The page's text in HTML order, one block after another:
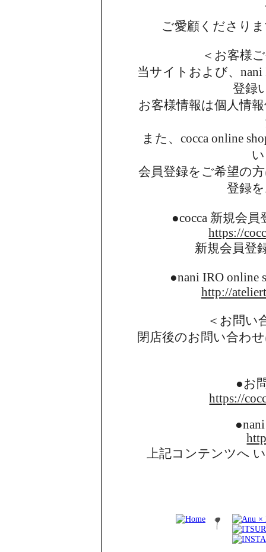
ご愛顧くださり
＜お客様
当サイトおよび、
登録
お客様情報は個人情
また、cocca online
会員登録をご希望の
登録
●cocca 新規会
https://
新規会員登
●nani IRO online
http://
＜お問い
閉店後のお問い合わ
●お
https://
上記コンテンツへ